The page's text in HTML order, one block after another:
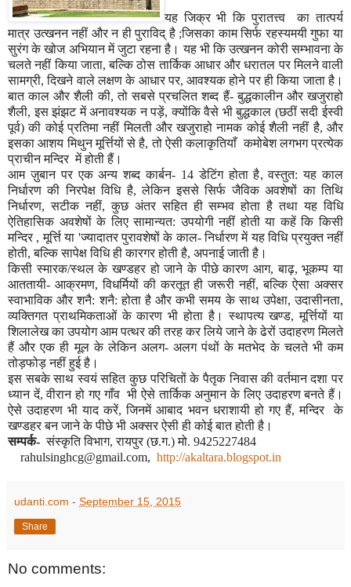
यह जिक्र भी कि पुरातत्त्व का तात्पर्य
मात्र उत्खनन नहीं और न ही पुराविद् है ;जिसका काम सिर्फ रहस्यमयी गुफा या
सुरंग के खोज अभियान में जुटा रहना है। यह भी कि उत्खनन कोरी सम्भावना के
चलते नहीं किया जाता,बल्कि ठोस तार्किक आधार और धरातल पर मिलने वाली
सामग्री,दिखने वाले लक्षण के आधार पर,आवश्यक होने पर ही किया जाता है।
बात काल और शैली की,तो सबसे प्रचलित शब्द हैं- बुद्धकालीन और खजुराहो
शैली,इस झंझट में अनावश्यक न पड़ें,क्योंकि वैसे भी बुद्धकाल (छठीं सदी ईस्वी
पूर्व) की कोई प्रतिमा नहीं मिलती और खजुराहो नामक कोई शैली नहीं है,और
इसका आशय मिथुन मूर्त्तियों से है,तो ऐसी कलाकृतियाँ कमोबेश लगभग प्रत्येक
प्राचीन मन्दिर में होती हैं।
आम ज़ुबान पर एक अन्य शब्द कार्बन- 14डेटिंग होता है,वस्तुत: यह काल
निर्धारण की निरपेक्ष विधि है,लेकिन इससे सिर्फ जैविक अवशेषों का तिथि
निर्धारण,सटीक नहीं,कुछ अंतर सहित ही सम्भव होता है तथा यह विधि
ऐतिहासिक अवशेषों के लिए सामान्यत: उपयोगी नहीं होती या कहें कि किसी
मन्दिर ,मूर्त्ति या 'ज्यादातर पुरावशेषों के काल- निर्धारण में यह विधि प्रयुक्त नहीं
होती,बल्कि सापेक्ष विधि ही कारगर होती है, अपनाई जाती है।
किसी स्मारक/स्थल के खण्डहर हो जाने के पीछे कारण आग,बाढ़,भूकम्प या
आततायी- आक्रमण, विधर्मियों की करतूत ही जरूरी नहीं,बल्कि ऐसा अक्सर
स्वाभाविक और शनै: शनै: होता है और कभी समय के साथ उपेक्षा,उदासीनता,
व्यक्तिगत प्राथमिकताओं के कारण भी होता है। स्थापत्य खण्ड,मूर्त्तियों या
शिलालेख का उपयोग आम पत्थर की तरह कर लिये जाने के ढेरों उदाहरण मिलते
हैं और एक ही मूल के लेकिन अलग- अलग पंथों के मतभेद के चलते भी कम
तोड़फोड़ नहीं हुई है।
इस सबके साथ स्वयं सहित कुछ परिचितों के पैतृक निवास की वर्तमान दशा पर
ध्यान दें,वीरान हो गए गाँव भी ऐसे तार्किक अनुमान के लिए उदाहरण बनते हैं।
ऐसे उदाहरण भी याद करें,जिनमें आबाद भवन धराशायी हो गए हैं,मन्दिर के
खण्डहर बन जाने के पीछे भी अक्सर ऐसी ही कोई बात होती है।
सम्पर्क- संस्कृति विभाग,रायपुर (छ.ग.) मो. 9425227484
rahulsinghcg@gmail.com, http://akaltara.blogspot.in
udanti.com - September 15, 2015
Share
No comments: